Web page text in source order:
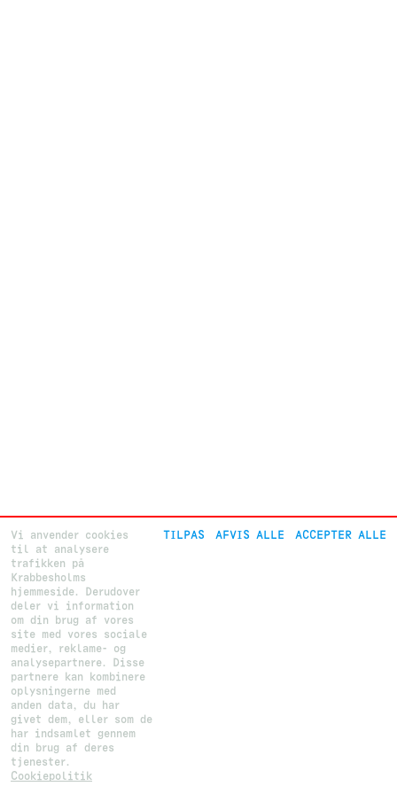
Vi anvender cookies
til at analysere
trafikken på
Krabbesholms
hjemmeside. Derudover
deler vi information
om din brug af vores
site med vores sociale
medier, reklame- og
analysepartnere. Disse
partnere kan kombinere
oplysningerne med
anden data, du har
givet dem, eller som de
har indsamlet gennem
din brug af deres
tjenester.
Cookiepolitik
TILPAS AFVIS ALLE ACCEPTER ALLE